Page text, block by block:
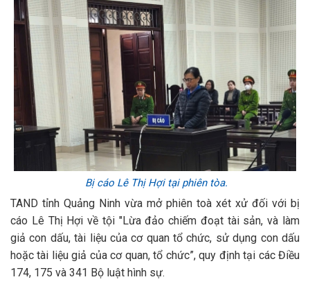
Bị cáo Lê Thị Hợi tại phiên tòa.
TAND tỉnh Quảng Ninh vừa mở phiên toà xét xử đối với bị
cáo Lê Thị Hợi về tội "Lừa đảo chiếm đoạt tài sản, và làm
giả con dấu, tài liệu của cơ quan tổ chức, sử dụng con dấu
hoặc tài liệu giả của cơ quan, tổ chức”, quy định tại các Điều
174, 175 và 341 Bộ luật hình sự.